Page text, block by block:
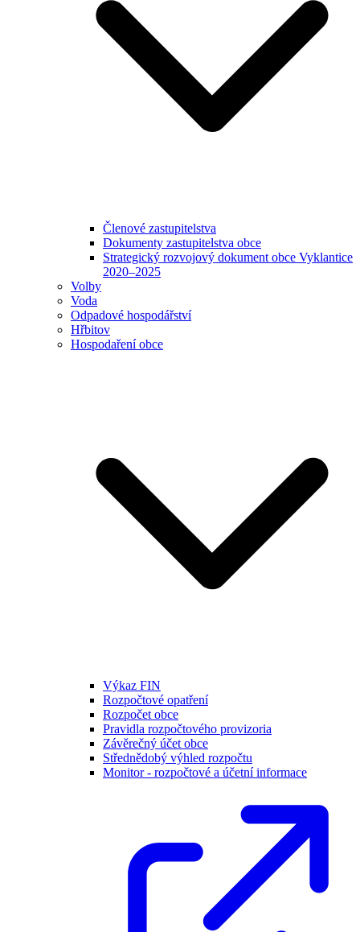
Členové zastupitelstva
Dokumenty zastupitelstva obce
Strategický rozvojový dokument obce Vyklantice
2020–2025
Volby
Voda
Odpadové hospodářství
Hřbitov
Hospodaření obce
Výkaz FIN
Rozpočtové opatření
Rozpočet obce
Pravidla rozpočtového provizoria
Závěrečný účet obce
Střednědobý výhled rozpočtu
Monitor - rozpočtové a účetní informace